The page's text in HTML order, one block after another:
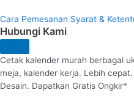
Cara Pemesanan Syarat &
Hubungi Kami
Cetak kalender murah berbagai
meja, kalender kerja. Lebih
Desain. Dapatkan Gratis Ongkir*